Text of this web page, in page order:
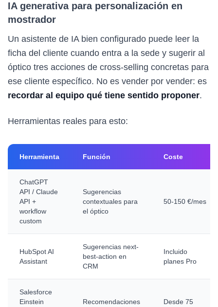
IA generativa para personalización en
mostrador
Un asistente de IA bien configurado puede leer la
ficha del cliente cuando entra a la sede y sugerir al
óptico tres acciones de cross-selling concretas para
ese cliente específico. No es vender por vender: es
recordar al equipo qué tiene sentido proponer.
Herramientas reales para esto:
Herramienta Función Coste
ChatGPT
API / Claude
API +
workflow
custom
Sugerencias
contextuales para
el óptico
50-150 €/mes
HubSpot AI
Assistant
Sugerencias next-
best-action en
CRM
Incluido
planes Pro
Salesforce
Einstein
Recomendaciones
Desde 75